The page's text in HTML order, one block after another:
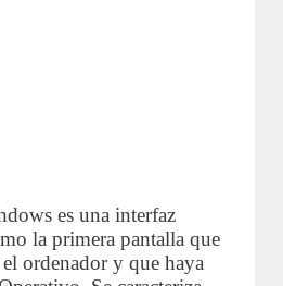
es una interfaz
la primera pantalla que
el ordenador y que haya